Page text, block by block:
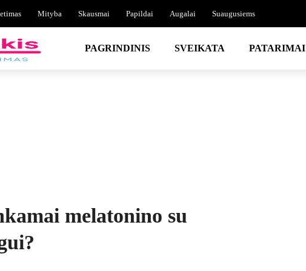
Mityba Skausmai Papildai Augalai Suaugusiems
PAGRINDINIS SVEIKATA PATARIMAI
melatonino su